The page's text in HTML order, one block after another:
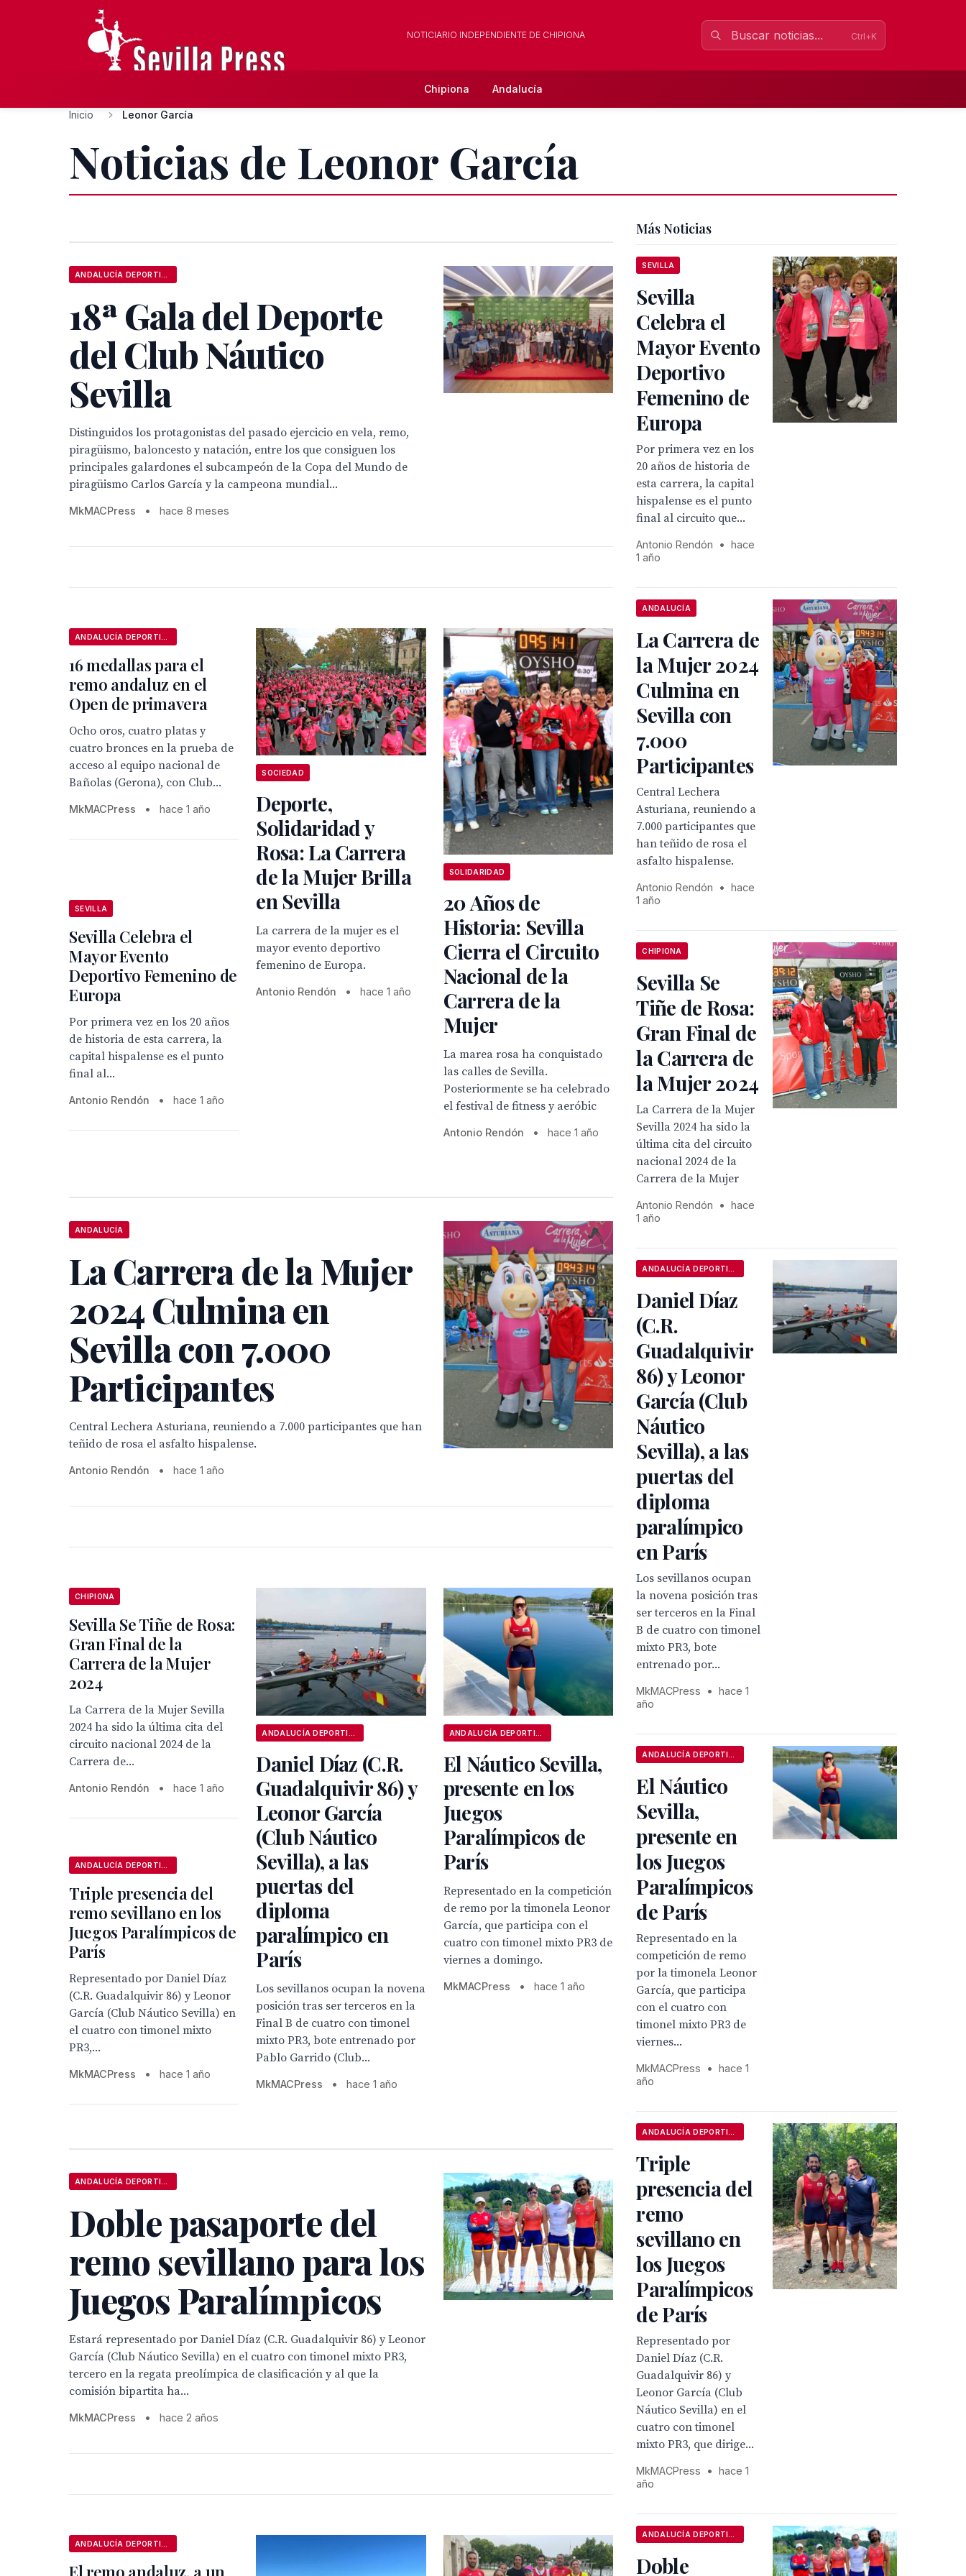
NOTICIARIO INDEPENDIENTE DE CHIPIONA Ctrl+K
Chipiona Andalucía
Inicio Leonor García
Noticias de Leonor García
18ª Gala del Deporte
del Club Náutico
Sevilla
Distinguidos los protagonistas del pasado ejercicio en vela, remo,
piragüismo, baloncesto y natación, entre los que consiguen los
principales galardones el subcampeón de la Copa del Mundo de
piragüismo Carlos García y la campeona mundial...
MkMACPress • hace 8 meses
16 medallas para el
remo andaluz en el
Open de primavera
Ocho oros, cuatro platas y
cuatro bronces en la prueba de
acceso al equipo nacional de
Bañolas (Gerona), con Club...
MkMACPress • hace 1 año
SOCIEDAD
Deporte,
Solidaridad y
Rosa: La Carrera
de la Mujer Brilla
en Sevilla
La carrera de la mujer es el
mayor evento deportivo
femenino de Europa.
Antonio Rendón • hace 1 año
SOLIDARIDAD
20 Años de
Historia: Sevilla
Cierra el Circuito
Nacional de la
Carrera de la
Mujer
La marea rosa ha conquistado
las calles de Sevilla.
Posteriormente se ha celebrado
el festival de fitness y aeróbic
Antonio Rendón • hace 1 año
SEVILLA
Sevilla Celebra el
Mayor Evento
Deportivo Femenino de
Europa
Por primera vez en los 20 años
de historia de esta carrera, la
capital hispalense es el punto
final al...
Antonio Rendón • hace 1 año
ANDALUCÍA
La Carrera de la Mujer
2024 Culmina en
Sevilla con 7.000
Participantes
Central Lechera Asturiana, reuniendo a 7.000 participantes que han
teñido de rosa el asfalto hispalense.
Antonio Rendón • hace 1 año
CHIPIONA
Sevilla Se Tiñe de Rosa:
Gran Final de la
Carrera de la Mujer
2024
La Carrera de la Mujer Sevilla
2024 ha sido la última cita del
circuito nacional 2024 de la
Carrera de...
Antonio Rendón • hace 1 año
Daniel Díaz (C.R.
Guadalquivir 86) y
Leonor García
(Club Náutico
Sevilla), a las
puertas del
diploma
paralímpico en
París
Los sevillanos ocupan la novena
posición tras ser terceros en la
Final B de cuatro con timonel
mixto PR3, bote entrenado por
Pablo Garrido (Club...
MkMACPress • hace 1 año
El Náutico Sevilla,
presente en los
Juegos
Paralímpicos de
París
Representado en la competición
de remo por la timonela Leonor
García, que participa con el
cuatro con timonel mixto PR3 de
viernes a domingo.
MkMACPress • hace 1 año
Triple presencia del
remo sevillano en los
Juegos Paralímpicos de
París
Representado por Daniel Díaz
(C.R. Guadalquivir 86) y Leonor
García (Club Náutico Sevilla) en
el cuatro con timonel mixto
PR3,...
MkMACPress • hace 1 año
Doble pasaporte del
remo sevillano para los
Juegos Paralímpicos
Estará representado por Daniel Díaz (C.R. Guadalquivir 86) y Leonor
García (Club Náutico Sevilla) en el cuatro con timonel mixto PR3,
tercero en la regata preolímpica de clasificación y al que la
comisión bipartita ha...
MkMACPress • hace 2 años
El remo andaluz, a un
Más Noticias
SEVILLA
Sevilla
Celebra el
Mayor Evento
Deportivo
Femenino de
Europa
Por primera vez en los
20 años de historia de
esta carrera, la capital
hispalense es el punto
final al circuito que...
Antonio Rendón •
hace
1 año
ANDALUCÍA
La Carrera de
la Mujer 2024
Culmina en
Sevilla con
7.000
Participantes
Central Lechera
Asturiana, reuniendo a
7.000 participantes que
han teñido de rosa el
asfalto hispalense.
Antonio Rendón •
hace
1 año
CHIPIONA
Sevilla Se
Tiñe de Rosa:
Gran Final de
la Carrera de
la Mujer 2024
La Carrera de la Mujer
Sevilla 2024 ha sido la
última cita del circuito
nacional 2024 de la
Carrera de la Mujer
Antonio Rendón •
hace
1 año
Daniel Díaz
(C.R.
Guadalquivir
86) y Leonor
García (Club
Náutico
Sevilla), a las
puertas del
diploma
paralímpico
en París
Los sevillanos ocupan
la novena posición tras
ser terceros en la Final
B de cuatro con timonel
mixto PR3, bote
entrenado por...
MkMACPress •
hace 1
año
El Náutico
Sevilla,
presente en
los Juegos
Paralímpicos
de París
Representado en la
competición de remo
por la timonela Leonor
García, que participa
con el cuatro con
timonel mixto PR3 de
viernes...
MkMACPress •
hace 1
año
Triple
presencia del
remo
sevillano en
los Juegos
Paralímpicos
de París
Representado por
Daniel Díaz (C.R.
Guadalquivir 86) y
Leonor García (Club
Náutico Sevilla) en el
cuatro con timonel
mixto PR3, que dirige...
MkMACPress •
hace 1
año
Doble